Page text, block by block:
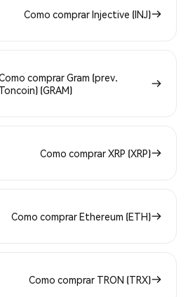
Como comprar Injective (INJ)
comprar Gram (prev.
Toncoin) (GRAM)
Como comprar XRP (XRP)
Como comprar Ethereum (ETH)
Como comprar TRON (TRX)